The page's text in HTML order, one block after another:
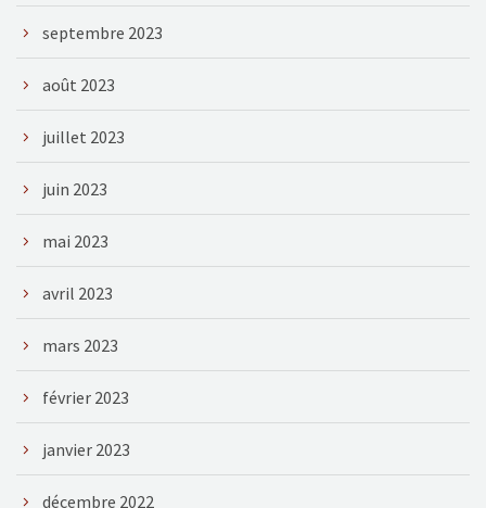
septembre 2023
août 2023
juillet 2023
juin 2023
mai 2023
avril 2023
mars 2023
février 2023
janvier 2023
décembre 2022